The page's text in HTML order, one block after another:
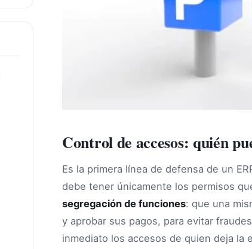
Control de accesos: quién
Es la primera línea de defensa de un
debe tener únicamente los permisos
segregación de funciones: que una
y aprobar sus pagos, para evitar
inmediato los accesos de quien deja la